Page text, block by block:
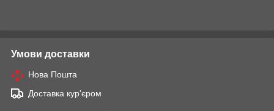
Умови доставки
Нова Пошта
Доставка кур'єром